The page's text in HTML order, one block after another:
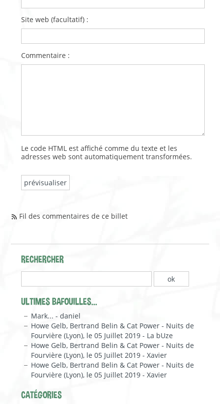
Site web (facultatif) :
Commentaire :
Le code HTML est affiché comme du texte et les
adresses web sont automatiquement transformées.
Fil des commentaires de ce billet
RECHERCHER
ULTIMES BAFOUILLES...
Mark... - daniel
Howe Gelb, Bertrand Belin & Cat Power - Nuits de
Fourvière (Lyon), le 05 Juillet 2019 - La bUze
Howe Gelb, Bertrand Belin & Cat Power - Nuits de
Fourvière (Lyon), le 05 Juillet 2019 - Xavier
Howe Gelb, Bertrand Belin & Cat Power - Nuits de
Fourvière (Lyon), le 05 Juillet 2019 - Xavier
CATÉGORIES